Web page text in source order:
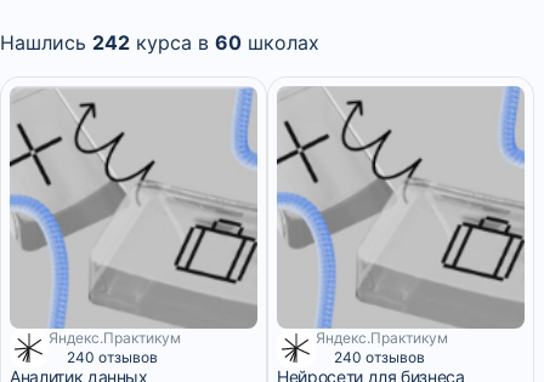
Нашлись 242 курса в 60 школах
7 042 ₽/мес
Яндекс.Практикум
240 отзывов
Аналитик данных
3 449 ₽/мес
Яндекс.Практикум
240 отзывов
Нейросети для бизнеса